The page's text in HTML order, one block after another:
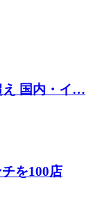
え 国内・イ…
を100店